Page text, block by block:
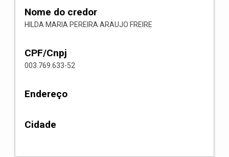
Nome do credor
HILDA MARIA PEREIRA ARAUJO FREIRE
CPF/Cnpj
003.769.633-52
Endereço
Cidade